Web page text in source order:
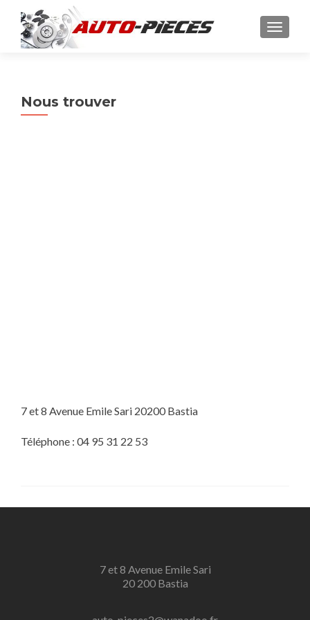
Nous trouver
7 et 8 Avenue Emile Sari 20200 Bastia
Téléphone : 04 95 31 22 53
7 et 8 Avenue Emile Sari
20 200 Bastia